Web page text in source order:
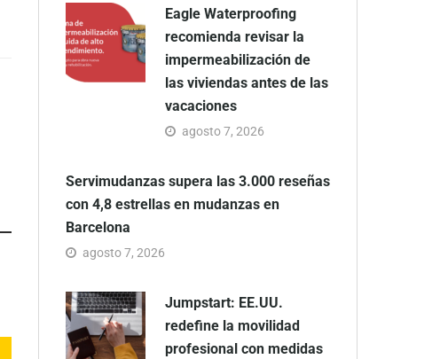
Eagle Waterproofing
recomienda revisar la
impermeabilización de
las viviendas antes de las
vacaciones
agosto 7, 2026
Servimudanzas supera las 3.000 reseñas
con 4,8 estrellas en mudanzas en
Barcelona
agosto 7, 2026
Jumpstart: EE.UU.
redefine la movilidad
profesional con medidas